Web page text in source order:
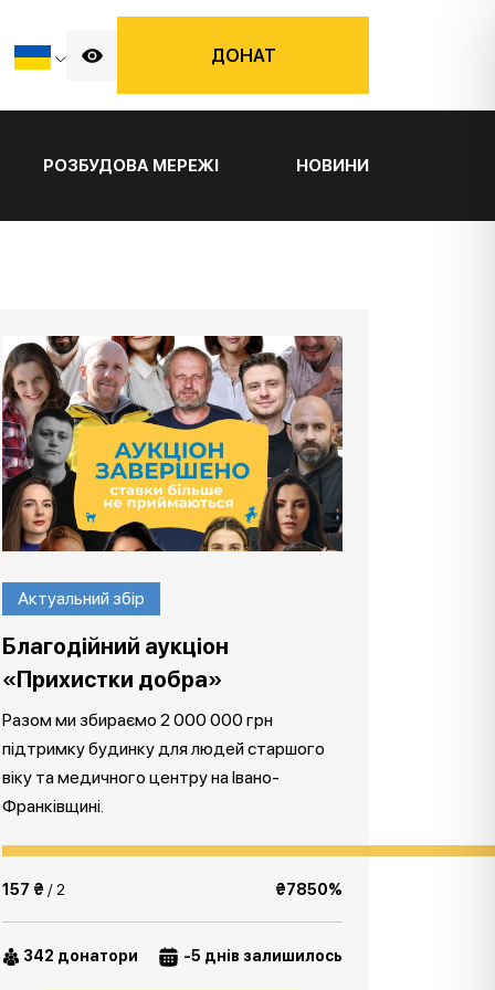
ДОНАТ
РОЗБУДОВА МЕРЕЖІ НОВИНИ
Актуальний збір
Благодійний аукціон
«Прихистки добра»
Разом ми збираємо 2 000 000 грн
підтримку будинку для людей старшого
віку та медичного центру на Івано-
Франківщині.
157 ₴ / 2 ₴7850%
342 донатори -5 днів залишилось